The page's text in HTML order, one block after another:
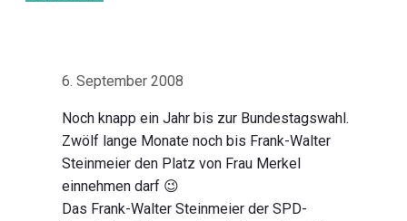
6. September 2008
Noch knapp ein Jahr bis zur Bundestagswahl.
Zwölf lange Monate noch bis Frank-Walter
Steinmeier den Platz von Frau Merkel
einnehmen darf 😉
Das Frank-Walter Steinmeier der SPD-